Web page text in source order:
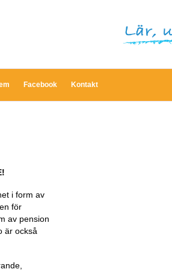
Facebook Kontakt
i form av
för
av pension
är också